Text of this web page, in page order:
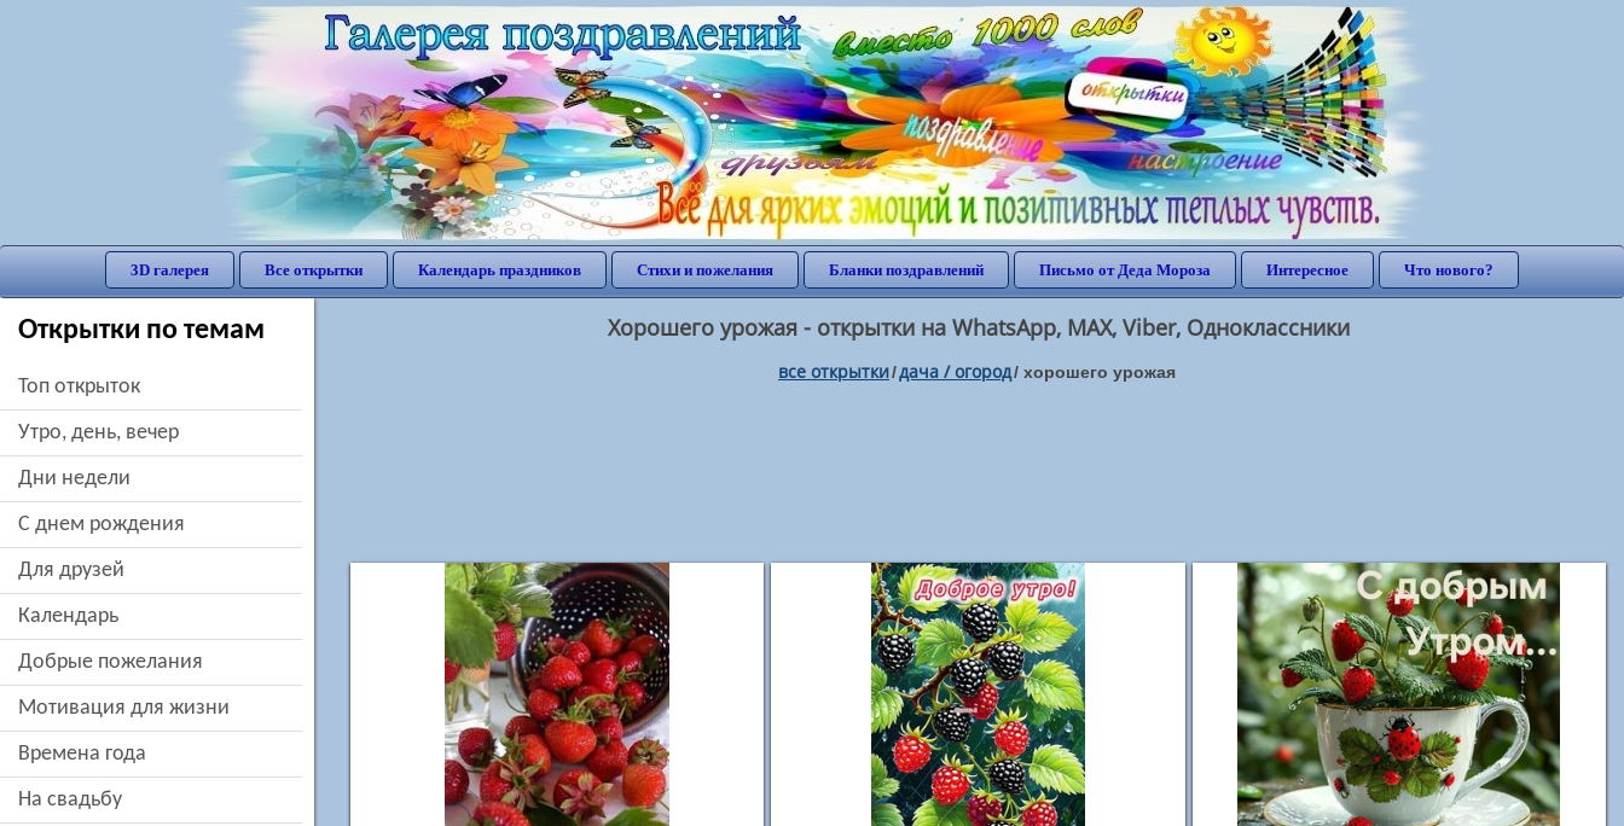
3D галерея Все открытки Календарь праздников Стихи и пожелания Бланки поздравлений Письмо от Деда Мороза Интересное Что нового?
Открытки по темам
Топ открыток
утро, день, вечер
дни недели
c днем рождения
для друзей
Календарь
добрые пожелания
мотивация для жизни
времена года
на свадьбу
Хорошего урожая - открытки на WhatsApp, MAX, Viber, Одноклассники
все открытки/дача / огород/ хорошего урожая